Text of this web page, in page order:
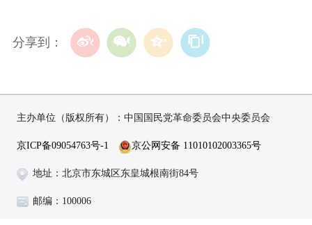
分享到：
主办单位（版权所有）：中国国民党革命委员会中央委员会
京ICP备09054763号-1 京公网安备 11010102003365号
地址：北京市东城区东皇城根南街84号
邮编：100006